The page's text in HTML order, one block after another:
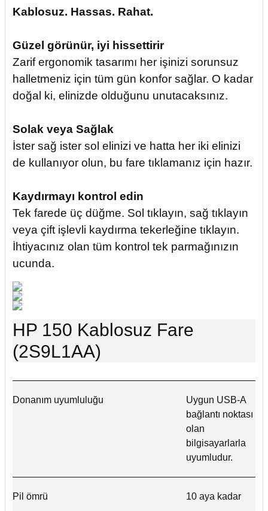
Kablosuz. Hassas. Rahat.
Güzel görünür, iyi hissettirir
Zarif ergonomik tasarımı her işinizi sorunsuz
halletmeniz için tüm gün konfor sağlar. O kadar
doğal ki, elinizde olduğunu unutacaksınız.
Solak veya Sağlak
İster sağ ister sol elinizi ve hatta her iki elinizi
de kullanıyor olun, bu fare tıklamanız için hazır.
Kaydırmayı kontrol edin
Tek farede üç düğme. Sol tıklayın, sağ tıklayın
veya çift işlevli kaydırma tekerleğine tıklayın.
İhtiyacınız olan tüm kontrol tek parmağınızın
ucunda.
HP 150 Kablosuz Fare
(2S9L1AA)
Donanım uyumluluğu
Uygun USB-A
bağlantı noktası
olan
bilgisayarlarla
uyumludur.
Pil ömrü 10 aya kadar